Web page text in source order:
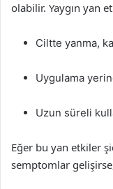
olabilir. Yaygın yan
Ciltte yanma,
Uygulama
Uzun süreli
Eğer bu yan etkiler
semptomlar